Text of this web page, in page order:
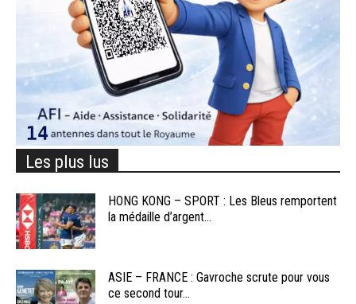
Les plus lus
HONG KONG – SPORT : Les Bleus remportent
la médaille d’argent...
ASIE – FRANCE : Gavroche scrute pour vous
ce second tour...